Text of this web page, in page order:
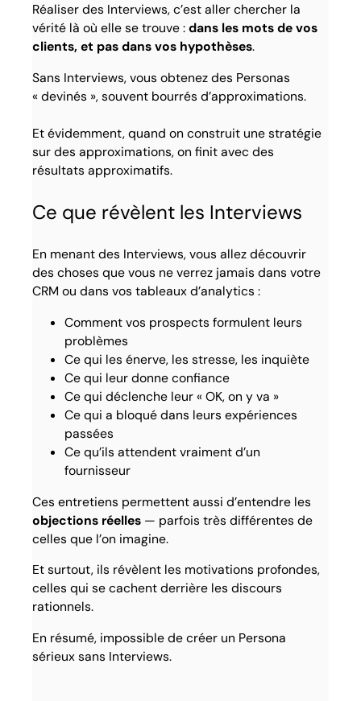
Réaliser des Interviews, c’est aller chercher la
vérité là où elle se trouve :dans les mots de vos
clients, et pas dans vos hypothèses.
Sans Interviews, vous obtenez des Personas
« devinés », souvent bourrés d’approximations.
Et évidemment, quand on construit une stratégie
sur des approximations, on finit avec des
résultats approximatifs.
Ce que révèlent les Interviews
En menant des Interviews, vous allez découvrir
des choses que vous ne verrez jamais dans votre
CRM ou dans vos tableaux d’analytics :
Comment vos prospects formulent leurs
problèmes
Ce qui les énerve, les stresse, les inquiète
Ce qui leur donne confiance
Ce qui déclenche leur « OK, on y va »
Ce qui a bloqué dans leurs expériences
passées
Ce qu’ils attendent vraiment d’un
fournisseur
Ces entretiens permettent aussi d’entendre les
objections réelles — parfois très différentes de
celles que l’on imagine.
Et surtout, ils révèlent les motivations profondes,
celles qui se cachent derrière les discours
rationnels.
En résumé, impossible de créer un Persona
sérieux sans Interviews.